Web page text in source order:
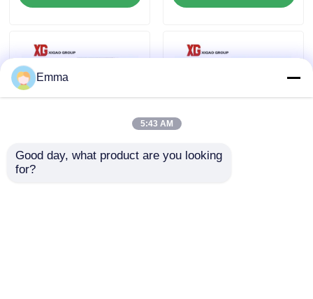
품질 관리
인용문을 요구하세요
교류 전력 분배 개폐기
Emma
5:43 AM
Good day, what product are you looking
for?